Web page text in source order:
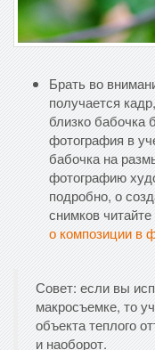
Брать во
получается
близко бабочка
фотография в
бабочка на
фотографию
подробно, о
снимков
о композиции в
Совет: если вы
макросъемке, то
объекта теплого
и наоборот.